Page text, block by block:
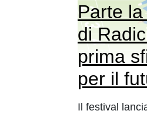
Parte
di
prima
per il
Il festival